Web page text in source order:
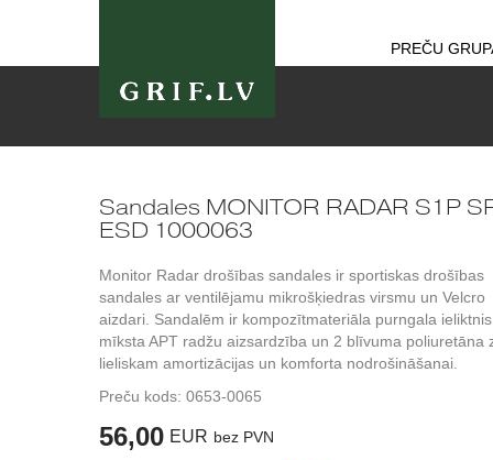
PREČU
Sandales MONITOR RADAR S1P
ESD 1000063
Monitor Radar drošības sandales ir sportiskas drošības
sandales ar ventilējamu mikrošķiedras virsmu un Velcro
aizdari. Sandalēm ir kompozītmateriāla purngala
mīksta APT radžu aizsardzība un 2 blīvuma poliuretāna
lieliskam amortizācijas un komforta nodrošināšanai.
Preču kods: 0653-0065
56,00 EUR bez PVN